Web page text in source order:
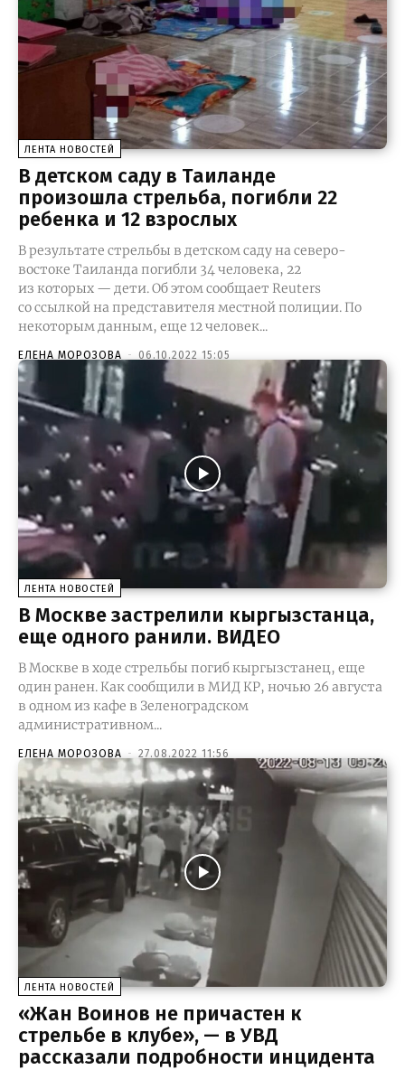
ЛЕНТА НОВОСТЕЙ
В детском саду в Таиланде
произошла стрельба, погибли 22
ребенка и 12 взрослых
В результате стрельбы в детском саду на северо-
востоке Таиланда погибли 34 человека, 22
из которых — дети. Об этом сообщает Reuters
со ссылкой на представителя местной полиции. По
некоторым данным, еще 12 человек...
ЕЛЕНА МОРОЗОВА - 06.10.2022 15:05
ЛЕНТА НОВОСТЕЙ
В Москве застрелили кыргызстанца,
еще одного ранили. ВИДЕО
В Москве в ходе стрельбы погиб кыргызстанец, еще
один ранен. Как сообщили в МИД КР, ночью 26 августа
в одном из кафе в Зеленоградском
административном...
ЕЛЕНА МОРОЗОВА - 27.08.2022 11:56
ЛЕНТА НОВОСТЕЙ
«Жан Воинов не причастен к
стрельбе в клубе», — в УВД
рассказали подробности инцидента